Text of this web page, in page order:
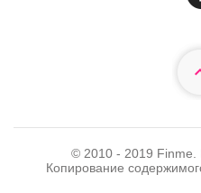
© 2010 - 2019
Копирование